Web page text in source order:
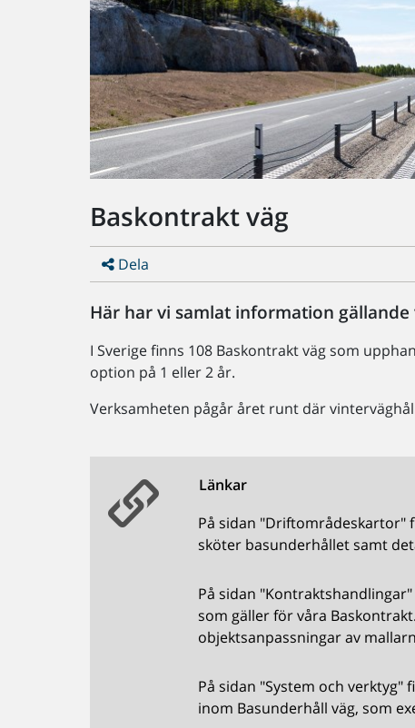
Baskontrakt väg
Dela
Här har vi samlat information
I Sverige finns 108 Baskontrakt väg som
option på 1 eller 2 år.
Verksamheten pågår året runt där
Länkar
På sidan "Driftområdeskartor"
sköter basunderhållet samt
På sidan
som gäller för våra
objektsanpassningar av
På sidan "System och verktyg"
inom Basunderhåll väg, som